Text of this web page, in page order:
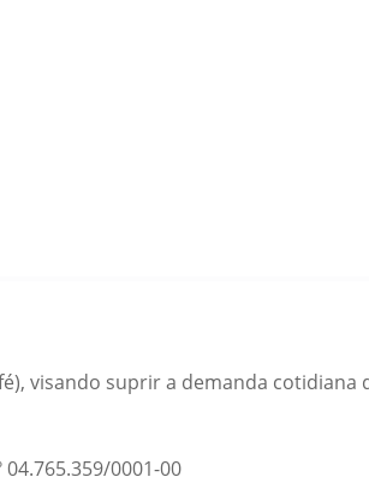
visando suprir a demanda cotidiana
04.765.359/0001-00